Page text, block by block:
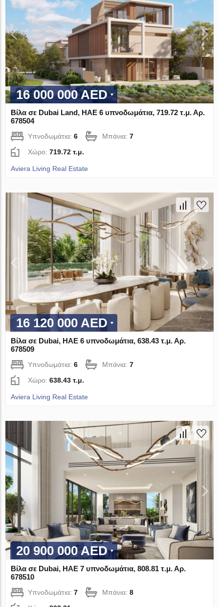
16 000 000 AED
Βίλα σε Dubai Land, ΗΑΕ 6 υπνοδωμάτια, 719.72 τ.μ. Αρ.
678504
Υπνοδωμάτια:6 Μπάνια:7
Χώρο:719.72 τ.μ.
Aviera Living Real Estate
16 120 000 AED
Βίλα σε Dubai, ΗΑΕ 6 υπνοδωμάτια, 638.43 τ.μ. Αρ.
678509
Υπνοδωμάτια:6 Μπάνια:7
Χώρο:638.43 τ.μ.
Aviera Living Real Estate
20 900 000 AED
Βίλα σε Dubai, ΗΑΕ 7 υπνοδωμάτια, 808.81 τ.μ. Αρ.
678510
Υπνοδωμάτια:7 Μπάνια:8